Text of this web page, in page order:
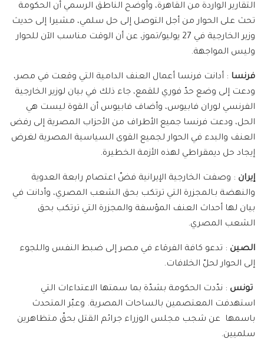
التقارير الواردة من القاهرة، وأوضح الناطق الرسمي أن الحكومة
تحث على الحوار من أجل التوصل إلى حل سلمي، مشيرا إلى حديث
وزير الخارجية في 27 يوليو/تموز، عن أن الوقت مناسب الآن للحوار
وليس المواجهة.
فرنسا : أدانت فرنسا أعمال العنف الدامية التي وقعت في مصر،
ودعت إلى وضع حدّ فوري للقمع، جاء ذلك في بيان لوزير الخارجية
الفرنسي لوران فابيوس، وأضاف فابيوس أن القوة ليست هي
الحل، ودعت فرنسا جميع الأطراف من الأحزاب المصرية إلى رفض
العنف والبدء في الحوار لجميع القوى السياسية المصرية لغرض
إيجاد حل ديمقراطي لهذه الأزمة الخطيرة.
إيران : وصفت الخارجية الإيرانية فضّ اعتصام رابعة العدوية
والنهضة بـالمجزرة التي ترتكب بحق الشعب المصري، وأدانت في
بيان لها أحداث العنف المؤسفة والمجزرة التي ترتكب بحق
الشعب المصري.
الصين : تدعو كافة الفرقاء في مصر إلى ضبط النفس واللجوء
إلى الحوار لحلّ الخلافات.
تونس : ندّدت الحكومة بشدّة بما سمتها الاعتداءات التي
استهدفت المعتصمين بالساحات المصرية. وعبّر المتحدث
باسمها عن شجب مجلس الوزراء جرائم القتل بحقّ متظاهرين
سلميين.